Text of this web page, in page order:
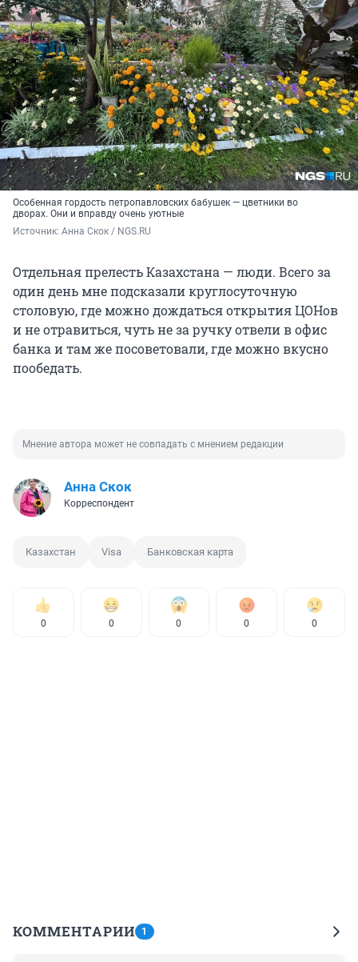
Особенная гордость петропавловских бабушек — цветники во
дворах. Они и вправду очень уютные
Источник: Анна Скок / NGS.RU
Отдельная прелесть Казахстана — люди. Всего за
один день мне подсказали круглосуточную
столовую, где можно дождаться открытия ЦОНов
и не отравиться, чуть не за ручку отвели в офис
банка и там же посоветовали, где можно вкусно
пообедать.
Мнение автора может не совпадать с мнением редакции
Анна Скок
Корреспондент
Казахстан Visa Банковская карта
0 0 0 0 0
КОММЕНТАРИИ 1